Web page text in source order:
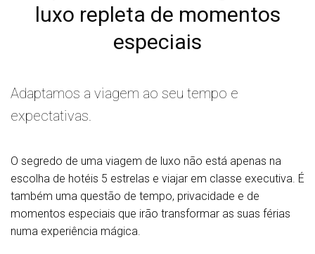
luxo repleta de momentos
especiais
Adaptamos a viagem ao seu tempo e
expectativas.
O segredo de uma viagem de luxo não está apenas na
escolha de hotéis 5 estrelas e viajar em classe executiva. É
também uma questão de tempo, privacidade e de
momentos especiais que irão transformar as suas férias
numa experiência mágica.